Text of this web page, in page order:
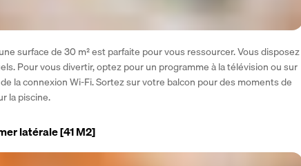
surface de 30 m² est parfaite pour vous ressourcer. Vous disposez
Pour vous divertir, optez pour un programme à la télévision ou sur
la connexion Wi-Fi. Sortez sur votre balcon pour des moments de
la piscine.
latérale[41 M2]